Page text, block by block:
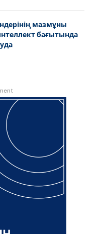
мазмұны
бағытында